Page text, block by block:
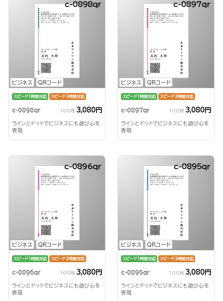
ビジネス QRコード
c-0898qr
スピード1時間対応 スピード3時間対応
c-0898qr 100枚 3,080円
ラインとドットでビジネスにも遊び心を
表現
ビジネス QRコード
c-0897qr
スピード1時間対応 スピード3時間対応
c-0897qr 100枚 3,080円
ラインとドットでビジネスにも遊び心を
表現
ビジネス QRコード
c-0896qr
スピード1時間対応 スピード3時間対応
c-0896qr 100枚 3,080円
ラインとドットでビジネスにも遊び心を
表現
ビジネス QRコード
c-0895qr
スピード1時間対応 スピード3時間対応
c-0895qr 100枚 3,080円
ラインとドットでビジネスにも遊び心を
表現